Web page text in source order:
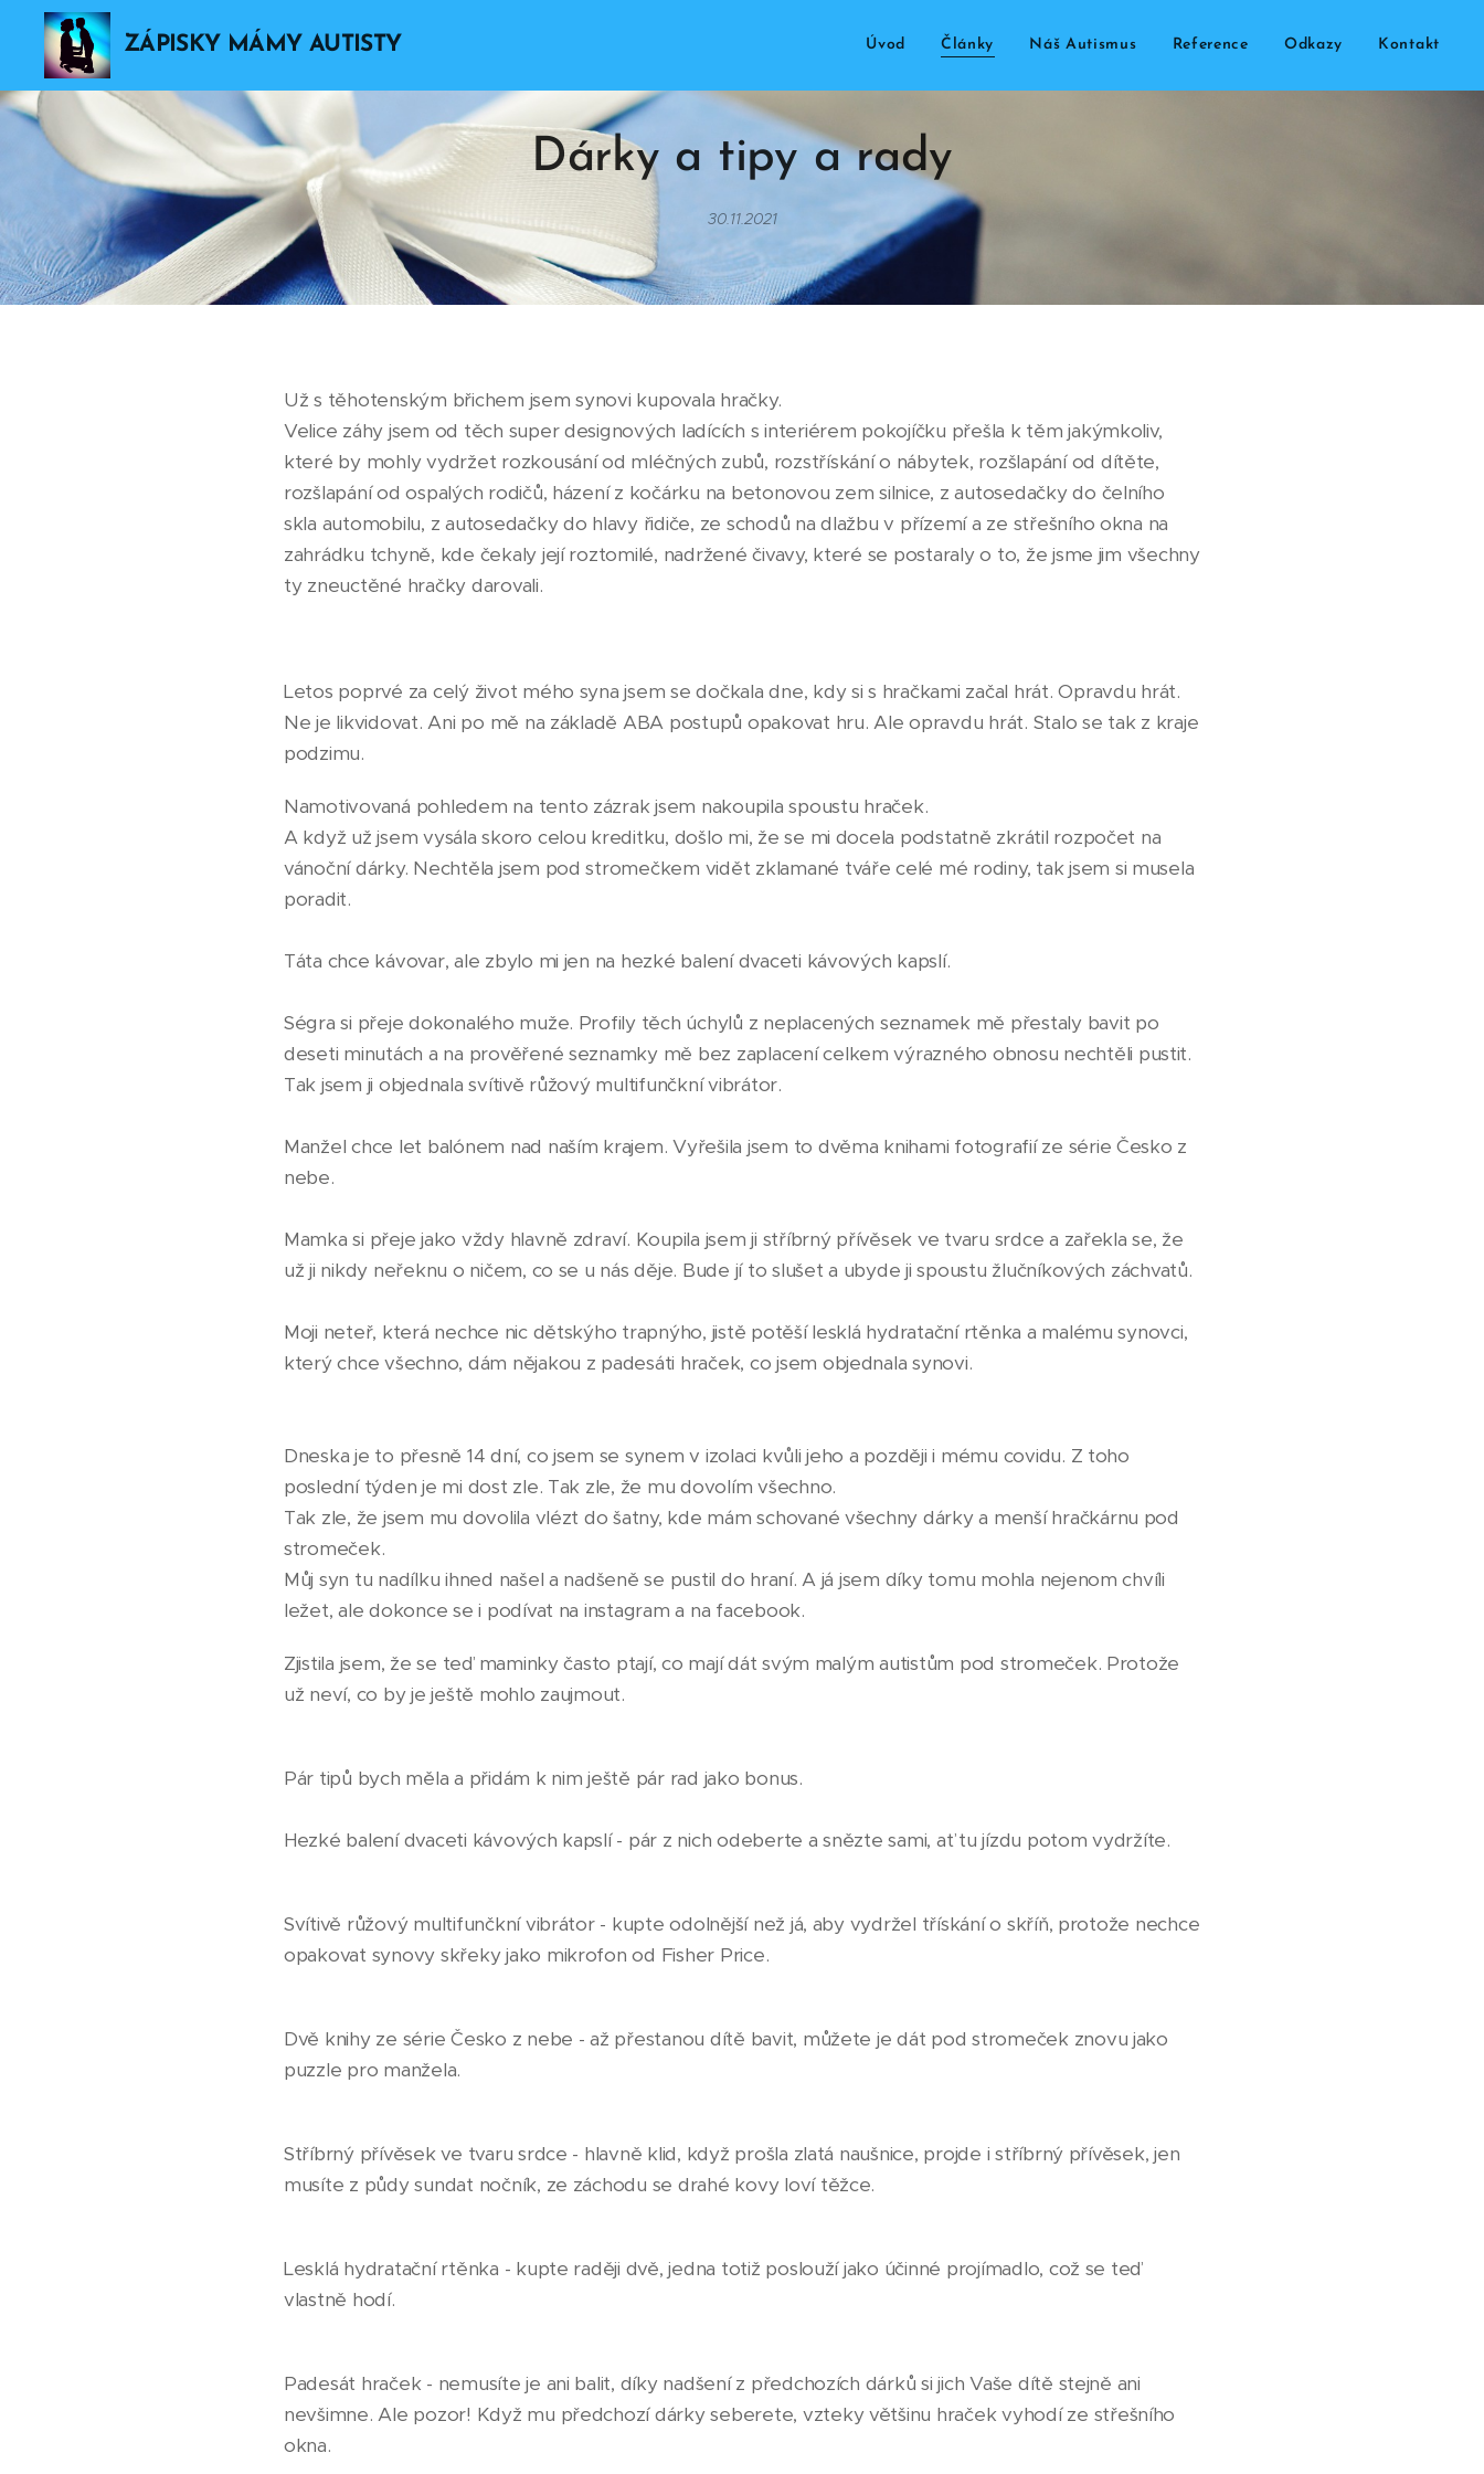
ZÁPISKY MÁMY AUTISTY Úvod Články Náš Autismus Reference Odkazy Kontakt
Dárky a tipy a rady
30.11.2021
Už s těhotenským břichem jsem synovi kupovala hračky.
Velice záhy jsem od těch super designových ladících s interiérem pokojíčku přešla k těm jakýmkoliv,
které by mohly vydržet rozkousání od mléčných zubů, rozstřískání o nábytek, rozšlapání od dítěte,
rozšlapání od ospalých rodičů, házení z kočárku na betonovou zem silnice, z autosedačky do čelního
skla automobilu, z autosedačky do hlavy řidiče, ze schodů na dlažbu v přízemí a ze střešního okna na
zahrádku tchyně, kde čekaly její roztomilé, nadržené čivavy, které se postaraly o to, že jsme jim všechny
ty zneuctěné hračky darovali.
Letos poprvé za celý život mého syna jsem se dočkala dne, kdy si s hračkami začal hrát. Opravdu hrát.
Ne je likvidovat. Ani po mě na základě ABA postupů opakovat hru. Ale opravdu hrát. Stalo se tak z kraje
podzimu.
Namotivovaná pohledem na tento zázrak jsem nakoupila spoustu hraček.
A když už jsem vysála skoro celou kreditku, došlo mi, že se mi docela podstatně zkrátil rozpočet na
vánoční dárky. Nechtěla jsem pod stromečkem vidět zklamané tváře celé mé rodiny, tak jsem si musela
poradit.
Táta chce kávovar, ale zbylo mi jen na hezké balení dvaceti kávových kapslí.
Ségra si přeje dokonalého muže. Profily těch úchylů z neplacených seznamek mě přestaly bavit po
deseti minutách a na prověřené seznamky mě bez zaplacení celkem výrazného obnosu nechtěli pustit.
Tak jsem ji objednala svítivě růžový multifunčkní vibrátor.
Manžel chce let balónem nad naším krajem. Vyřešila jsem to dvěma knihami fotografií ze série Česko z
nebe.
Mamka si přeje jako vždy hlavně zdraví. Koupila jsem ji stříbrný přívěsek ve tvaru srdce a zařekla se, že
už ji nikdy neřeknu o ničem, co se u nás děje. Bude jí to slušet a ubyde ji spoustu žlučníkových záchvatů.
Moji neteř, která nechce nic dětskýho trapnýho, jistě potěší lesklá hydratační rtěnka a malému synovci,
který chce všechno, dám nějakou z padesáti hraček, co jsem objednala synovi.
Dneska je to přesně 14 dní, co jsem se synem v izolaci kvůli jeho a později i mému covidu. Z toho
poslední týden je mi dost zle. Tak zle, že mu dovolím všechno.
Tak zle, že jsem mu dovolila vlézt do šatny, kde mám schované všechny dárky a menší hračkárnu pod
stromeček.
Můj syn tu nadílku ihned našel a nadšeně se pustil do hraní. A já jsem díky tomu mohla nejenom chvíli
ležet, ale dokonce se i podívat na instagram a na facebook.
Zjistila jsem, že se teď maminky často ptají, co mají dát svým malým autistům pod stromeček. Protože
už neví, co by je ještě mohlo zaujmout.
Pár tipů bych měla a přidám k nim ještě pár rad jako bonus.
Hezké balení dvaceti kávových kapslí - pár z nich odeberte a snězte sami, ať tu jízdu potom vydržíte.
Svítivě růžový multifunčkní vibrátor - kupte odolnější než já, aby vydržel třískání o skříň, protože nechce
opakovat synovy skřeky jako mikrofon od Fisher Price.
Dvě knihy ze série Česko z nebe - až přestanou dítě bavit, můžete je dát pod stromeček znovu jako
puzzle pro manžela.
Stříbrný přívěsek ve tvaru srdce - hlavně klid, když prošla zlatá naušnice, projde i stříbrný přívěsek, jen
musíte z půdy sundat nočník, ze záchodu se drahé kovy loví těžce.
Lesklá hydratační rtěnka - kupte raději dvě, jedna totiž poslouží jako účinné projímadlo, což se teď
vlastně hodí.
Padesát hraček - nemusíte je ani balit, díky nadšení z předchozích dárků si jich Vaše dítě stejně ani
nevšimne. Ale pozor! Když mu předchozí dárky seberete, vzteky většinu hraček vyhodí ze střešního
okna.